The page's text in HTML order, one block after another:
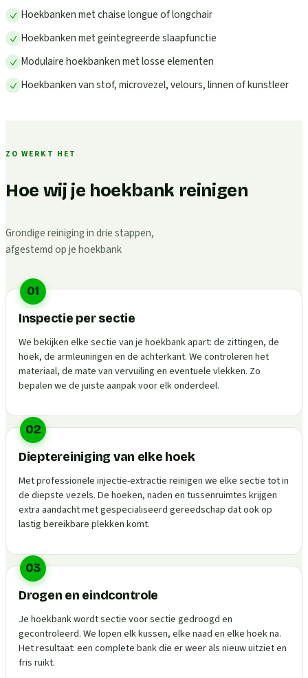
Hoekbanken met chaise longue of longchair
Hoekbanken met geintegreerde slaapfunctie
Modulaire hoekbanken met losse elementen
Hoekbanken van stof, microvezel, velours, linnen of kunstleer
ZO WERKT HET
Hoe wij je hoekbank reinigen
Grondige reiniging in drie stappen,
afgestemd op je hoekbank
01
Inspectie per sectie
We bekijken elke sectie van je hoekbank apart: de zittingen, de
hoek, de armleuningen en de achterkant. We controleren het
materiaal, de mate van vervuiling en eventuele vlekken. Zo
bepalen we de juiste aanpak voor elk onderdeel.
02
Dieptereiniging van elke hoek
Met professionele injectie-extractie reinigen we elke sectie tot in
de diepste vezels. De hoeken, naden en tussenruimtes krijgen
extra aandacht met gespecialiseerd gereedschap dat ook op
lastig bereikbare plekken komt.
03
Drogen en eindcontrole
Je hoekbank wordt sectie voor sectie gedroogd en
gecontroleerd. We lopen elk kussen, elke naad en elke hoek na.
Het resultaat: een complete bank die er weer als nieuw uitziet en
fris ruikt.